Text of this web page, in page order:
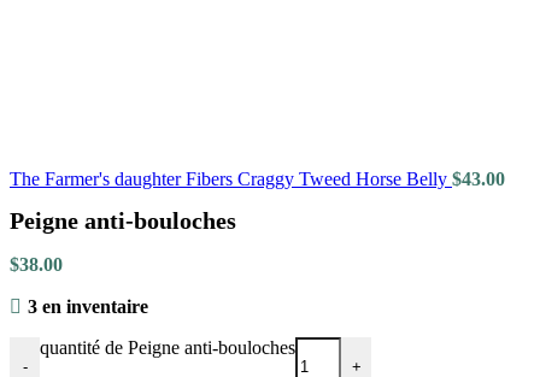
The Farmer's daughter Fibers Craggy Tweed Horse Belly $43.00
Peigne anti-bouloches
$38.00
3 en inventaire
-
quantité de Peigne anti-bouloches
+